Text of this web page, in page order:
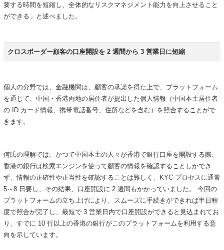
要する時間を短縮し、全体的なリスクマネジメント能力を向上させること
ができる」と述べました。
クロスボーダー顧客の口座開設を 2 週間から 3 営業日に短縮
個人の分野では、金融機関は、顧客の承諾を得た上で、プラットフォーム
を通じて、中国・香港両地の居住者が提出した個人情報（中国本土居住者
の ID カード情報、携帯電話番号、住所などを含む）を照合することがで
きます。
何氏の理解では、かつて中国本土の人々が香港で銀行口座を開設する際、
香港の銀行は検索エンジンを使って顧客の情報を確認することしかでき
ず、情報の正確性や正当性を確認することは難しく、KYC プロセスに通常
5～8 日要し、その結果、口座開設に 2 週間もかかっていました。 今回の
プラットフォームの立ち上げにより、スムーズに手続きができれば半日程
度で照合が完了し、最短で 3 営業日内で口座開設ができると見込まれてお
り、すでに 10 行以上の香港の銀行がこのプラットフォームを利用する意
向を示しています。